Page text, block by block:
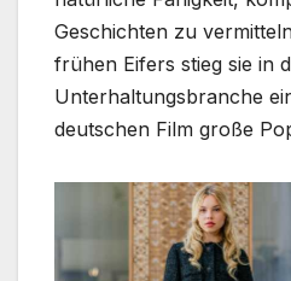
Geschichten zu
frühen Eifers stieg sie in
Unterhaltungsbranche
deutschen Film große